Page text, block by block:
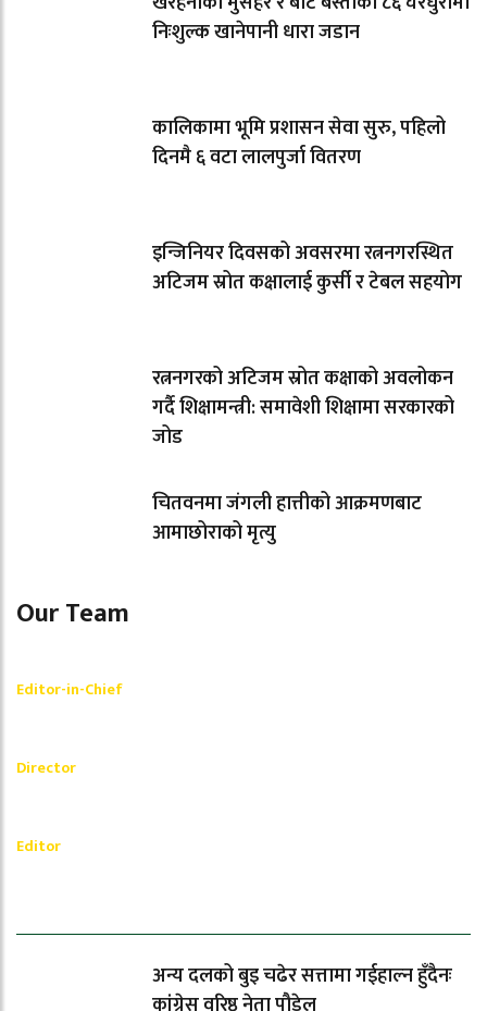
निःशुल्क खानेपानी धारा जडान
कालिकामा भूमि प्रशासन सेवा सुरु, पहिलो
दिनमै ६ वटा लालपुर्जा वितरण
इन्जिनियर दिवसको अवसरमा रत्ननगरस्थित
अटिजम स्रोत कक्षालाई कुर्सी र टेबल सहयोग
रत्ननगरको अटिजम स्रोत कक्षाको अवलोकन
गर्दै शिक्षामन्त्री: समावेशी शिक्षामा सरकारको
जोड
चितवनमा जंगली हात्तीको आक्रमणबाट
आमाछोराको मृत्यु
Our Team
Editor-in-Chief
Director
Editor
अन्य दलको बुइ चढेर सत्तामा गईहाल्न हुँदैनः